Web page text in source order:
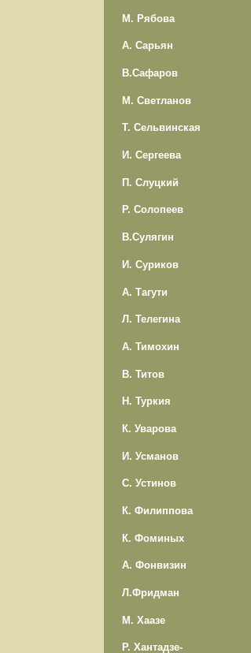
М. Рябова
А. Сарьян
В.Сафаров
М. Светланов
Т. Сельвинская
И. Сергеева
П. Слуцкий
Р. Солопеев
В.Сулягин
И. Суриков
А. Тагути
Л. Телегина
А. Тимохин
В. Титов
Н. Туркия
К. Уварова
И. Усманов
С. Устинов
К. Филиппова
К. Фоминых
А. Фонвизин
Л.Фридман
М. Хаазе
Р. Хантадзе-